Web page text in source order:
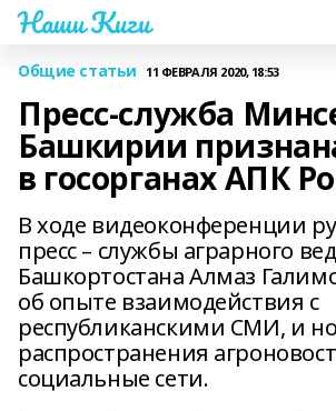
Наши Киги
Общие статьи 11 ФЕВРАЛЯ 2020, 18:53
Пресс-служба
Башкирии
в госорганах АПК
В ходе видеоконференции
пресс – службы аграрного
Башкортостана Алмаз
об опыте взаимодействия с
республиканскими СМИ, и
распространения
социальные сети.